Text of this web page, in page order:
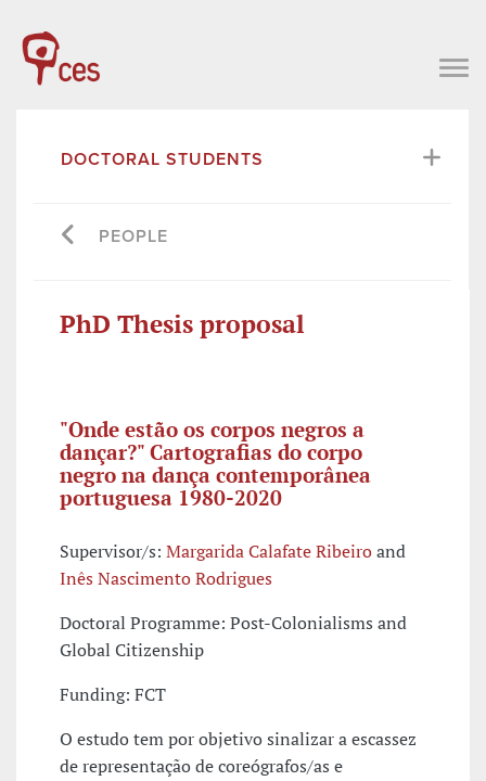
DOCTORAL STUDENTS
PEOPLE
PhD Thesis proposal
"Onde estão os corpos negros a
dançar?" Cartografias do corpo
negro na dança contemporânea
portuguesa 1980-2020
Supervisor/s: Margarida Calafate Ribeiroand
Inês Nascimento Rodrigues
Doctoral Programme: Post-Colonialisms and
Global Citizenship
Funding: FCT
O estudo tem por objetivo sinalizar a escassez
de representação de coreógrafos/as e